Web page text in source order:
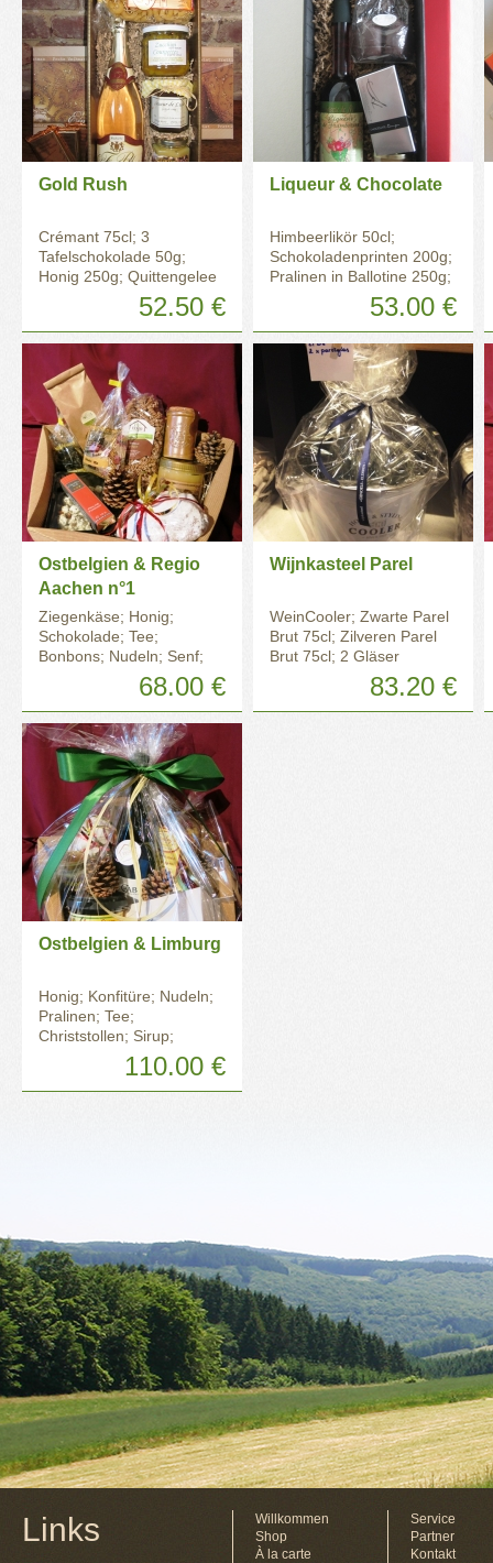
Gold Rush
Crémant 75cl; 3
Tafelschokolade 50g;
Honig 250g; Quittengelee
230g; Kürbis süß-sauer
eingelegt 350g; Nudeln
250g
52.50 €
Liqueur & Chocolate
Himbeerlikör 50cl;
Schokoladenprinten 200g;
Pralinen in Ballotine 250g;
Schokocrème 200g53.00 €
Ostbelgien & Regio
Aachen n°1
Ziegenkäse; Honig;
Schokolade; Tee;
Bonbons; Nudeln; Senf;
68.00 €
Wijnkasteel Parel
WeinCooler; Zwarte Parel
Brut 75cl; Zilveren Parel
Brut 75cl; 2 Gläser
83.20 €
Ostbelgien & Limburg
Honig; Konfitüre; Nudeln;
Pralinen; Tee;
Christstollen; Sirup;
110.00 €
Links
Willkommen
Shop
À la carte
Service
Partner
Kontakt